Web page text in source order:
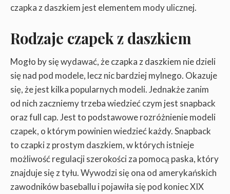
czapka z daszkiem jest elementem mody ulicznej.
Rodzaje czapek z daszkiem
Mogło by się wydawać, że czapka z daszkiem nie dzieli
się nad pod modele, lecz nic bardziej mylnego. Okazuje
się, że jest kilka popularnych modeli. Jednakże zanim
od nich zaczniemy trzeba wiedzieć czym jest snapback
oraz full cap. Jest to podstawowe rozróżnienie modeli
czapek, o którym powinien wiedzieć każdy. Snapback
to czapki z prostym daszkiem, w których istnieje
możliwość regulacji szerokości za pomocą paska, który
znajduje się z tyłu. Wywodzi się ona od amerykańskich
zawodników baseballu i pojawiła się pod koniec XIX